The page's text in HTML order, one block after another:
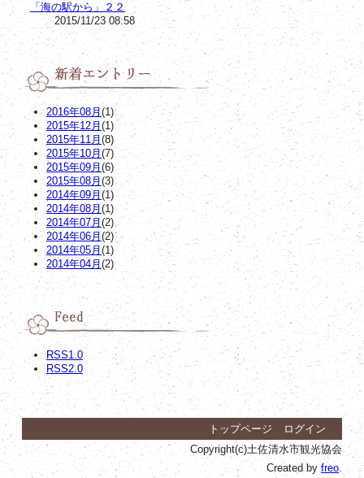
「海の駅から」２２
2015/11/23 08:58
2016年08月(1)
2015年12月 (1)
2015年11月 (8)
2015年10月 (7)
2015年09月 (6)
2015年08月 (3)
2014年09月 (1)
2014年08月(1)
2014年07月 (2)
2014年06月 (2)
2014年05月 (1)
2014年04月 (2)
RSS1.0
RSS2.0
トップページ
ログイン
Copyright(c)土佐清水市観光協会
Created byfreo.